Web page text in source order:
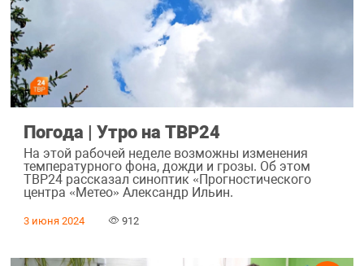
Погода | Утро на ТВР24
На этой рабочей неделе возможны изменения
температурного фона, дожди и грозы. Об этом
ТВР24 рассказал синоптик «Прогностического
центра «Метео» Александр Ильин.
3 июня 2024 912